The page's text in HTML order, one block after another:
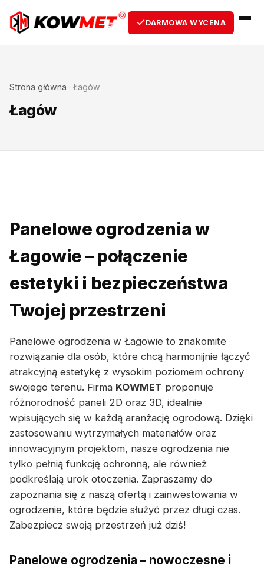
DARMOWA WYCENA
Strona główna · Łagów
Łagów
Panelowe ogrodzenia w
Łagowie – połączenie
estetyki i bezpieczeństwa
Twojej przestrzeni
Panelowe ogrodzenia w Łagowie to znakomite
rozwiązanie dla osób, które chcą harmonijnie łączyć
atrakcyjną estetykę z wysokim poziomem ochrony
swojego terenu. Firma KOWMET proponuje
różnorodność paneli 2D oraz 3D, idealnie
wpisujących się w każdą aranżację ogrodową. Dzięki
zastosowaniu wytrzymałych materiałów oraz
innowacyjnym projektom, nasze ogrodzenia nie
tylko pełnią funkcję ochronną, ale również
podkreślają urok otoczenia. Zapraszamy do
zapoznania się z naszą ofertą i zainwestowania w
ogrodzenie, które będzie służyć przez długi czas.
Zabezpiecz swoją przestrzeń już dziś!
Panelowe ogrodzenia – nowoczesne i